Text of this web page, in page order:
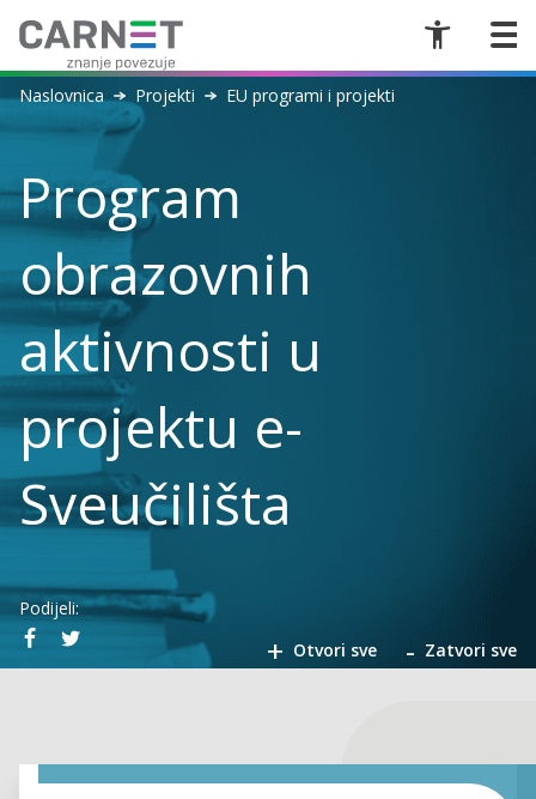
Naslovnica Projekti EU programi i projekti
Program
obrazovnih
aktivnosti u
projektu e-
Sveučilišta
Podijeli:
+ Otvori sve - Zatvori sve